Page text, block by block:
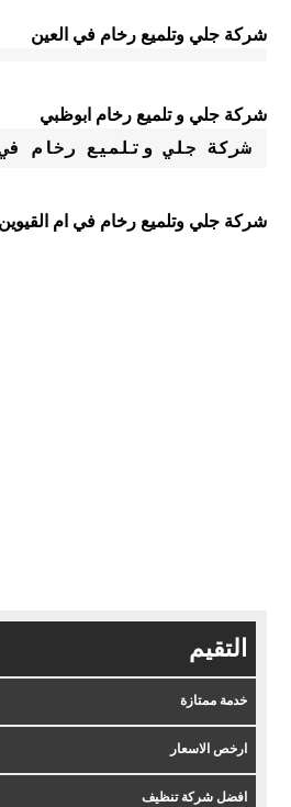
شركة جلي وتلميع رخام في العين
شركة جلي و تلميع رخام ابوظبي
شركة جلي وتلميع رخام
شركة جلي وتلميع رخام في ام القيوين
التقيم
خدمة ممتازة
ارخص الاسعار
افضل شركة تنظيف